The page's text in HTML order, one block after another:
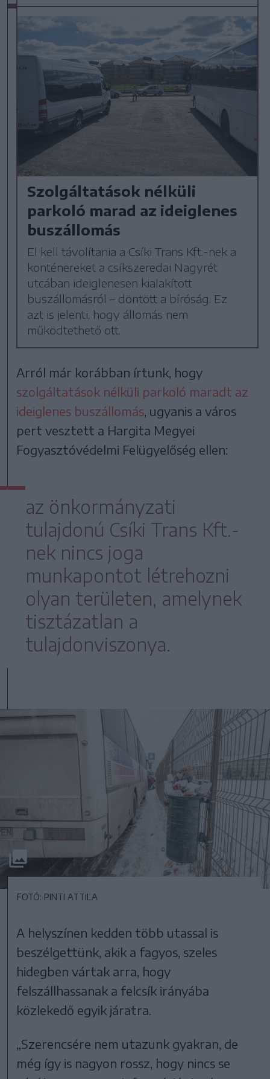
Szolgáltatások nélküli
parkoló marad az ideiglenes
buszállomás
El kell távolítania a Csíki Trans Kft.-nek a
konténereket a csíkszeredai Nagyrét
utcában ideiglenesen kialakított
buszállomásról – döntött a bíróság. Ez
azt is jelenti, hogy állomás nem
működtethető ott.
Arról már korábban írtunk, hogy
szolgáltatások nélküli parkoló maradt az
ideiglenes buszállomás , ugyanis a város
pert vesztett a Hargita Megyei
Fogyasztóvédelmi Felügyelőség ellen:
az önkormányzati
tulajdonú Csíki Trans Kft.-
nek nincs joga
munkapontot létrehozni
olyan területen, amelynek
tisztázatlan a
tulajdonviszonya.
FOTÓ: PINTI ATTILA
A helyszínen kedden több utassal is
beszélgettünk, akik a fagyos, szeles
hidegben vártak arra, hogy
felszállhassanak a felcsík irányába
közlekedő egyik járatra.
„Szerencsére nem utazunk gyakran, de
még így is nagyon rossz, hogy nincs se